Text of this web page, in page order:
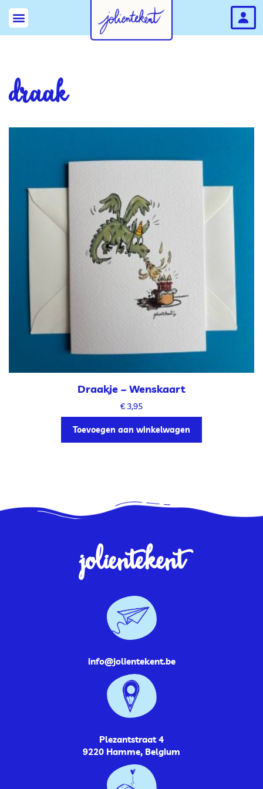
draak
Draakje – Wenskaart
€ 3,95
Toevoegen aan winkelwagen
jolientekent
info@jolientekent.be
Plezantstraat 4
9220 Hamme, Belgium